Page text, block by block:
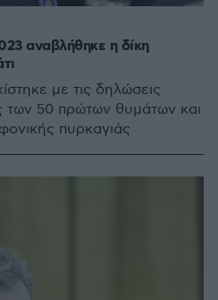
αναβλήθηκε η δίκη
με τις δηλώσεις
των 50 πρώτων θυμάτων και
πυρκαγιάς